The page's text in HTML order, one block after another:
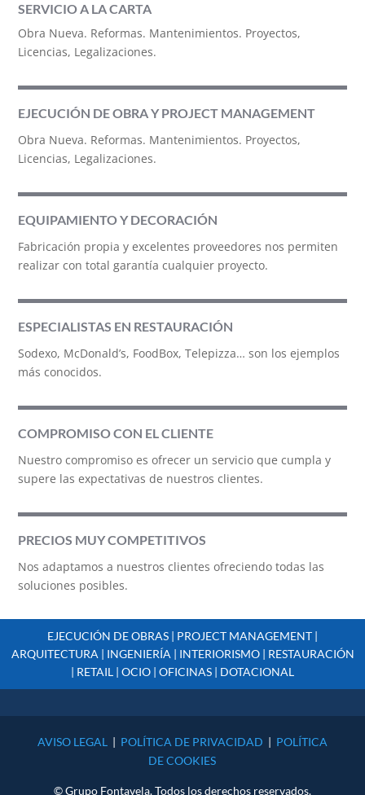
SERVICIO A LA CARTA
Obra Nueva. Reformas. Mantenimientos. Proyectos,
Licencias, Legalizaciones.
EJECUCIÓN DE OBRA Y PROJECT MANAGEMENT
Obra Nueva. Reformas. Mantenimientos. Proyectos,
Licencias, Legalizaciones.
EQUIPAMIENTO Y DECORACIÓN
Fabricación propia y excelentes proveedores nos permiten
realizar con total garantía cualquier proyecto.
ESPECIALISTAS EN RESTAURACIÓN
Sodexo, McDonald’s, FoodBox, Telepizza… son los ejemplos
más conocidos.
COMPROMISO CON EL CLIENTE
Nuestro compromiso es ofrecer un servicio que cumpla y
supere las expectativas de nuestros clientes.
PRECIOS MUY COMPETITIVOS
Nos adaptamos a nuestros clientes ofreciendo todas las
soluciones posibles.
EJECUCIÓN DE OBRAS | PROJECT MANAGEMENT |
ARQUITECTURA | INGENIERÍA | INTERIORISMO | RESTAURACIÓN
| RETAIL | OCIO | OFICINAS | DOTACIONAL
AVISO LEGAL| POLÍTICA DE PRIVACIDAD
POLÍTICA
DE COOKIES
© Grupo Fontavela. Todos los derechos reservados.